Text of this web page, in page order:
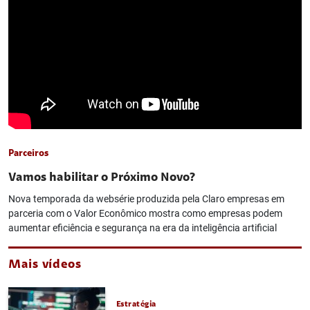
Parceiros
Vamos habilitar o Próximo Novo?
Nova temporada da websérie produzida pela Claro empresas em
parceria com o Valor Econômico mostra como empresas podem
aumentar eficiência e segurança na era da inteligência artificial
Mais vídeos
Estratégia